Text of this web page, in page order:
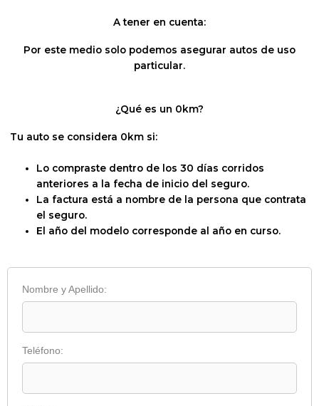
A tener en cuenta:
Por este medio solo podemos asegurar autos de uso
particular.
¿Qué es un 0km?
Tu auto se considera 0km si:
Lo compraste dentro de los 30 días corridos
anteriores a la fecha de inicio del seguro.
La factura está a nombre de la persona que contrata
el seguro.
El año del modelo corresponde al año en curso.
Nombre y Apellido:
Teléfono: